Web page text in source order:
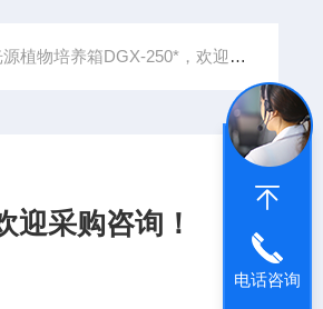
培养箱DGX-250*，欢迎采购咨询！
迎采购咨询！
电话咨询